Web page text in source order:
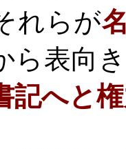
れらが
ら表向
記へと